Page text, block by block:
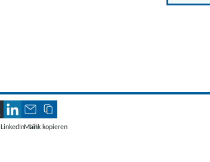
LinkedInMailLink kopieren